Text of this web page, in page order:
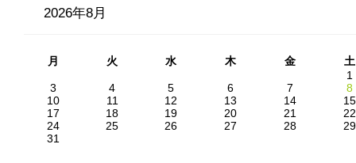
2026年8月
月 火 水 木 金
土
1
3
4 5 6 7
8
10
11 12 13 14
15
17
18 19 20 21
22
24
25 26 27 28
29
31